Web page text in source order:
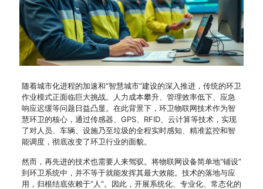
随着城市化进程的加速和“智慧城市”建设的深入推进，传统的环卫
作业模式正面临巨大挑战。人力成本攀升、管理效率低下、应急
响应迟缓等问题日益凸显。在此背景下，环卫物联网技术作为智
慧环卫的核心，通过传感器、GPS、RFID、云计算等技术，实现
了对人员、车辆、设施乃至垃圾的全程实时感知、精准监控和智
能调度，彻底改变了环卫行业的面貌。
然而，再先进的技术也需要人来驾驭。将物联网设备简单地“铺设”
到环卫系统中，并不等于就能发挥其最大效能。技术的落地与应
用，归根结底依赖于“人”。因此，开展系统化、专业化、常态化的